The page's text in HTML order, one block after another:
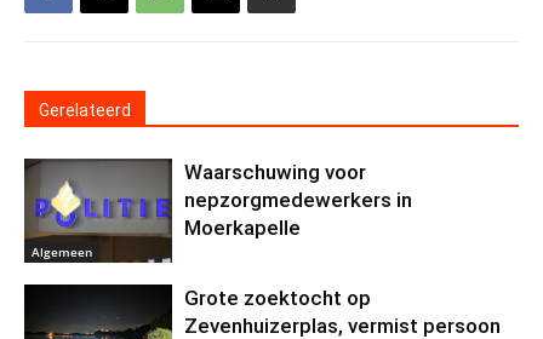
Gerelateerd
Algemeen
Waarschuwing voor
nepzorgmedewerkers in
Moerkapelle
Grote zoektocht op
Zevenhuizerplas, vermist persoon